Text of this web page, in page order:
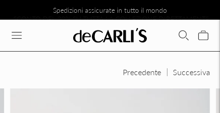
Spedizioni assicurate in tutto il mondo
SCONTO DEL 30% SU TUTTA LA COLLEZIONE DIRETTAMENTE
Precedente Successiva